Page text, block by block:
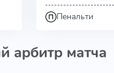
Пенальти
арбитр матча